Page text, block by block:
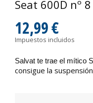
Seat 600D nº 8
12,99 €
Impuestos incluidos
Salvat te trae el mítico
consigue la